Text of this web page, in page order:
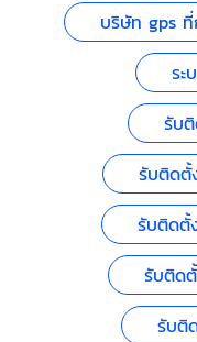
บริษัท gps
ระ
รับ
รับติดตั้
รับติดตั้
รับติด
รับติ